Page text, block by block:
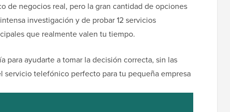
de negocios real, pero la gran cantidad de opciones
investigación y de probar 12 servicios
que realmente valen tu tiempo.
para ayudarte a tomar la decisión correcta, sin las
servicio telefónico perfecto para tu pequeña empresa